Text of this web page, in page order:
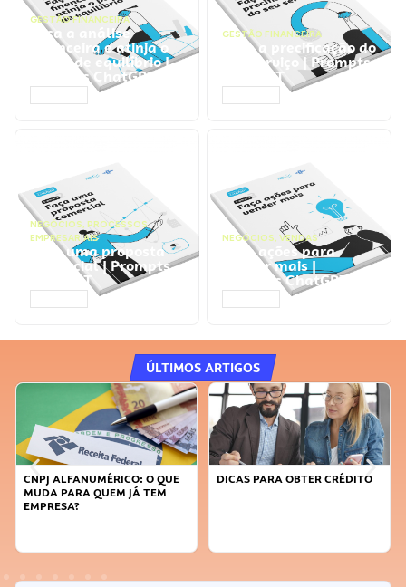
GESTÃO FINANCEIRA
Faça a análise
financeira e atinja o
ponto de equilíbrio |
Prompts ChatGPT
GESTÃO FINANCEIRA
Faça a precificação do
seu serviço | Prompts
ChatGPT
NEGÓCIOS, PROCESSOS
EMPRESARIAIS
Faça uma proposta
comercial | Prompts
ChatGPT
NEGÓCIOS, VENDAS
Faça ações para
vender mais |
Prompts ChatGPT
ÚLTIMOS ARTIGOS
CNPJ ALFANUMÉRICO: O QUE
MUDA PARA QUEM JÁ TEM
EMPRESA?
DICAS PARA OBTER CRÉDITO